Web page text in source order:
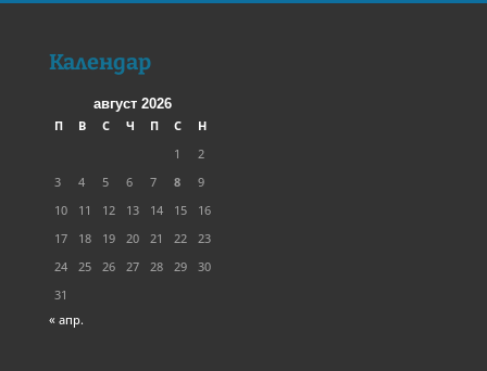
Календар
август 2026
П
В С Ч П С
Н
1
2
3
4 5 6 7 8
9
10
11 12 13 14 15
16
17
18 19 20 21 22
23
24
25 26 27 28 29
30
31
« апр.